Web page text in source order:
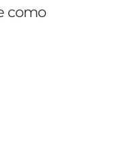
como